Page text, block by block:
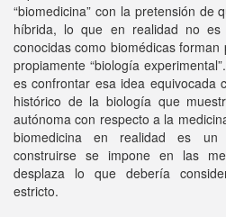
“biomedicina” con la pretensión de
híbrida, lo que en realidad no es
conocidas como biomédicas
propiamente “biología
es confrontar esa idea equivocada
histórico de la biología que
autónoma con respecto a la
biomedicina en realidad es
construirse se impone en las
desplaza lo que debería
estricto.